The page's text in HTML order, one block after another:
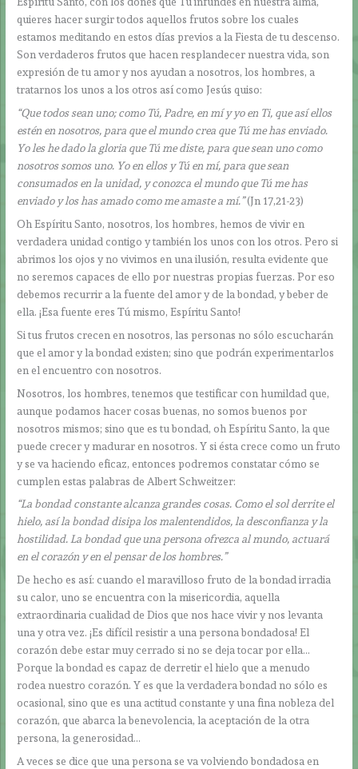
quieres hacer surgir todos aquellos frutos sobre los cuales
estamos meditando en estos días previos a la Fiesta de tu descenso.
Son verdaderos frutos que hacen resplandecer nuestra vida, son
expresión de tu amor y nos ayudan a nosotros, los hombres, a
tratarnos los unos a los otros así como Jesús quiso:
“Que todos sean uno; como Tú, Padre, en mí y yo en Ti, que así ellos
estén en nosotros, para que el mundo crea que Tú me has enviado.
Yo les he dado la gloria que Tú me diste, para que sean uno como
nosotros somos uno. Yo en ellos y Tú en mí, para que sean
consumados en la unidad, y conozca el mundo que Tú me has
enviado y los has amado como me amaste a mí.”(Jn 17,21-23)
Oh Espíritu Santo, nosotros, los hombres, hemos de vivir en
verdadera unidad contigo y también los unos con los otros. Pero si
abrimos los ojos y no vivimos en una ilusión, resulta evidente que
no seremos capaces de ello por nuestras propias fuerzas. Por eso
debemos recurrir a la fuente del amor y de la bondad, y beber de
ella. ¡Esa fuente eres Tú mismo, Espíritu Santo!
Si tus frutos crecen en nosotros, las personas no sólo escucharán
que el amor y la bondad existen; sino que podrán experimentarlos
en el encuentro con nosotros.
Nosotros, los hombres, tenemos que testificar con humildad que,
aunque podamos hacer cosas buenas, no somos buenos por
nosotros mismos; sino que es tu bondad, oh Espíritu Santo, la que
puede crecer y madurar en nosotros. Y si ésta crece como un fruto
y se va haciendo eficaz, entonces podremos constatar cómo se
cumplen estas palabras de Albert Schweitzer:
“La bondad constante alcanza grandes cosas. Como el sol derrite el
hielo, así la bondad disipa los malentendidos, la desconfianza y la
hostilidad. La bondad que una persona ofrezca al mundo, actuará
en el corazón y en el pensar de los hombres.”
De hecho es así: cuando el maravilloso fruto de la bondad irradia
su calor, uno se encuentra con la misericordia, aquella
extraordinaria cualidad de Dios que nos hace vivir y nos levanta
una y otra vez. ¡Es difícil resistir a una persona bondadosa! El
corazón debe estar muy cerrado si no se deja tocar por ella…
Porque la bondad es capaz de derretir el hielo que a menudo
rodea nuestro corazón. Y es que la verdadera bondad no sólo es
ocasional, sino que es una actitud constante y una fina nobleza del
corazón, que abarca la benevolencia, la aceptación de la otra
persona, la generosidad…
A veces se dice que una persona se va volviendo bondadosa en